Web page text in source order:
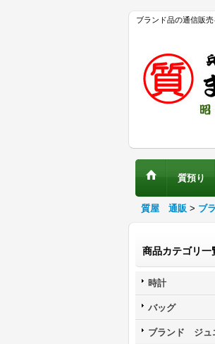
ブランド品の通信販
質預り
質屋 通販 > ブ
商品カテゴリ一
時計
バッグ
ブランド ジュ